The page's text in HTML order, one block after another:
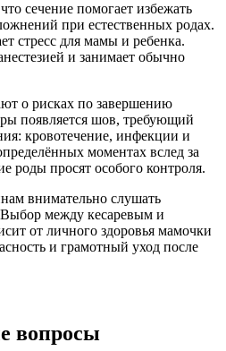
сечение помогает избежать
при естественных родах.
стресс для мамы и ребенка.
и занимает обычно
о рисках по завершению
появляется шов, требующий
кровотечение, инфекции и
моментах вслед за
роды просят особого контроля.
внимательно слушать
между кесаревым и
от личного здоровья мамочки
и грамотный уход после
вопросы